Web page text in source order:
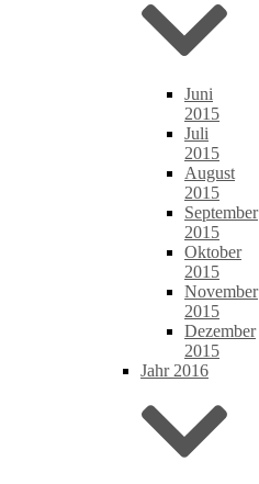
Juni
2015
Juli
2015
August
2015
September
2015
Oktober
2015
November
2015
Dezember
2015
Jahr 2016